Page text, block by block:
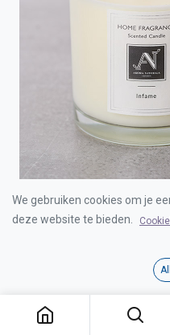
AROMA NATURALS
We gebruiken cookies om je
deze website te bieden.